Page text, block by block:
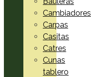
Cambiadores
Carpas
Casitas
Catres
Cunas
tablero